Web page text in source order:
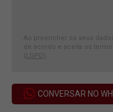
Ao preencher os seus
de acordo e aceita os
(LGPD)
CONVERSAR NO